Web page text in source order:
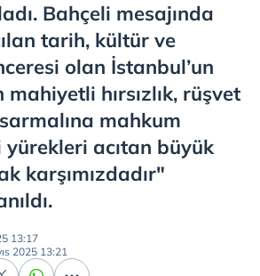
Bahçeli mesajında
tarih, kültür ve
olan İstanbul’un
hırsızlık, rüşvet
mahkum
acıtan büyük
karşımızdadır"
13:17
2025 13:21